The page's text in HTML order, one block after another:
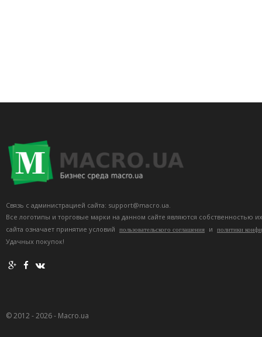
Связь с администрацией сайта: support@macro.ua.
Все логотипы и торговые марки на данном сайте являются собственностью
сайта означает принятие условий
пользовательского соглашения и политики
Удачных покупок!
© 2012 - 2026 - Macro.ua